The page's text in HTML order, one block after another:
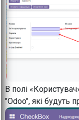
В полі
"Odoo", які будуть